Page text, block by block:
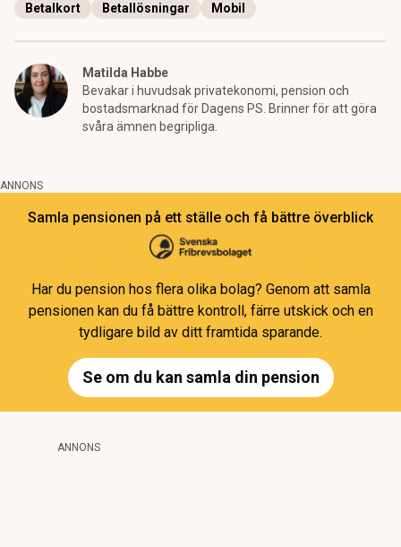
Betalkort Betallösningar Mobil
Matilda Habbe
Bevakar i huvudsak privatekonomi, pension och
bostadsmarknad för Dagens PS. Brinner för att göra
svåra ämnen begripliga.
ANNONS
Samla pensionen på ett ställe och få bättre överblick
Har du pension hos flera olika bolag? Genom att samla
pensionen kan du få bättre kontroll, färre utskick och en
tydligare bild av ditt framtida sparande.
Se om du kan samla din pension
ANNONS